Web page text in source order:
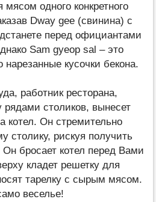
одного конкретного
Dway gee (свинина) с
перед официантами
Sam gyeop sal – это
нарезанные кусочки бекона.
работник ресторана,
столиков, вынесет
котел. Он стремительно
столику, рискуя получить
Он бросает котел перед Вами
кладет решетку для
тарелку с сырым мясом.
веселье!